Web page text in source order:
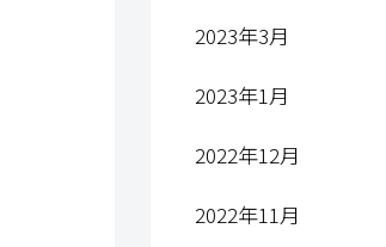
2023年3月
2023年1月
2022年12月
2022年11月